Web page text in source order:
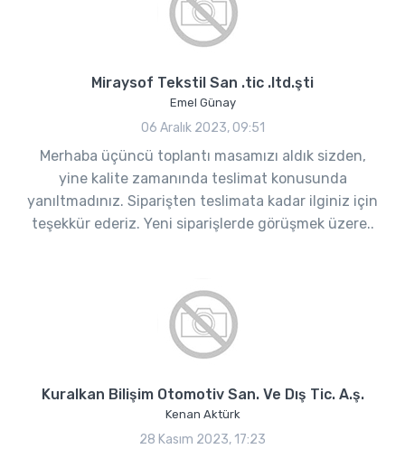
Miraysof Tekstil San .tic .ltd.şti
Emel Günay
06 Aralık 2023, 09:51
Merhaba üçüncü toplantı masamızı aldık sizden,
yine kalite zamanında teslimat konusunda
yanıltmadınız. Siparişten teslimata kadar ilginiz için
teşekkür ederiz. Yeni siparişlerde görüşmek üzere..
Kuralkan Bilişim Otomotiv San. Ve Dış Tic. A.ş.
Kenan Aktürk
28 Kasım 2023, 17:23